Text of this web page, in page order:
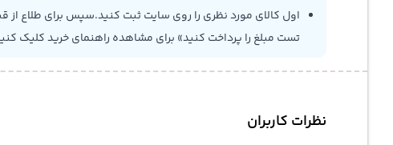
اول کالای مورد نظری را روی سایت ثبت کنید.سپس برای طلاع از
تست مبلغ را پرداخت کنید» برای مشاهده راهنمای خرید کلیک
نظرات کاربران